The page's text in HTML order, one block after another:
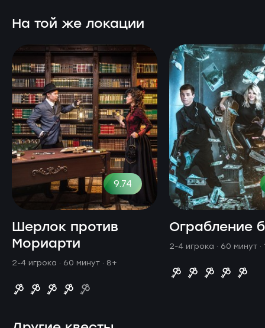
На той же локации
9.74
Шерлок против
Мориарти
2-4 игрока · 60 минут · 8+
Ограбление
2-4 игрока · 60 минут